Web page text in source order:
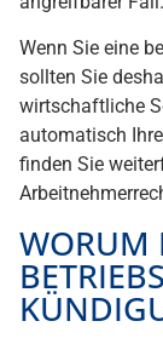
Wenn Sie eine
sollten Sie
wirtschaftliche
automatisch
finden Sie
WORUM